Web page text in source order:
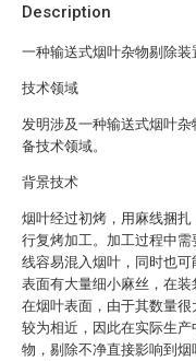
Description
一种输送式烟叶杂物剔除装
技术领域
发明涉及一种输送式烟叶
备技术领域。
背景技术
烟叶经过初烤，用麻线捆
行复烤加工。加工过程中
线容易混入烟叶，同时也
表面有大量细小麻丝，在
在烟叶表面，由于其数量
较为相近，因此在实际生
物，剔除不净直接影响到